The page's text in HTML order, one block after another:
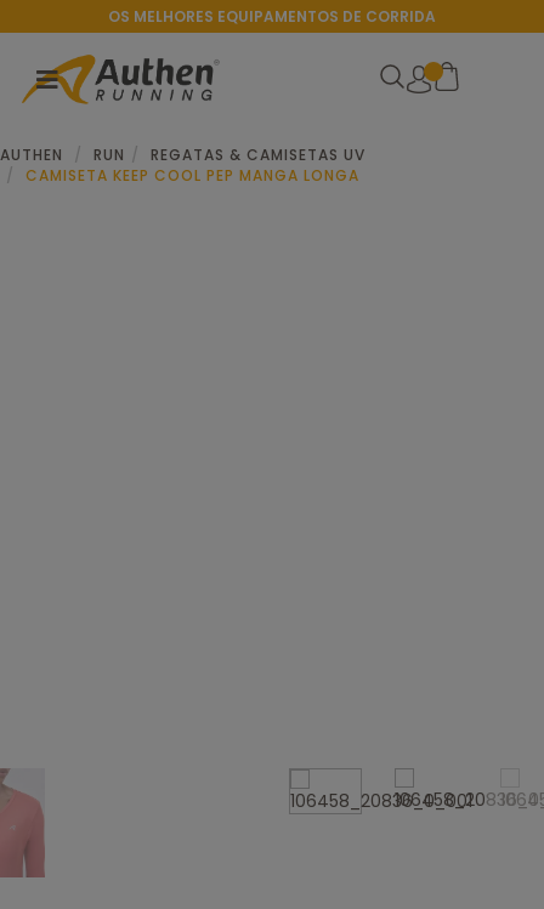
OS MELHORES EQUIPAMENTOS DE CORRIDA
AUTHEN RUN
REGATAS & CAMISETAS UV
CAMISETA KEEP COOL PEP MANGA LONGA